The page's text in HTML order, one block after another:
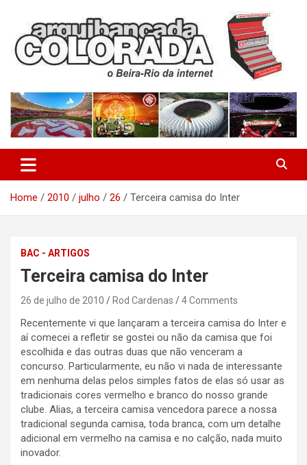
content
Arquibancada Colorada
Home 2010 julho 26 Terceira camisa do Inter
BAC - ARTIGOS
Terceira camisa do Inter
26 de julho de 2010 Rod Cardenas 4 Comments
Recentemente vi que lançaram a terceira camisa do Inter e
aí comecei a refletir se gostei ou não da camisa que foi
escolhida e das outras duas que não venceram a
concurso. Particularmente, eu não vi nada de interessante
em nenhuma delas pelos simples fatos de elas só usar as
tradicionais cores vermelho e branco do nosso grande
clube. Alias, a terceira camisa vencedora parece a nossa
tradicional segunda camisa, toda branca, com um detalhe
adicional em vermelho na camisa e no calção, nada muito
inovador.